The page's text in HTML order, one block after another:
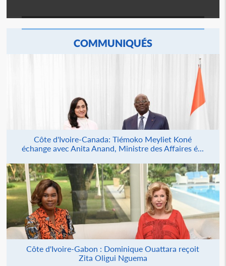
COMMUNIQUÉS
Côte d'Ivoire-Canada: Tiémoko Meyliet Koné
échange avec Anita Anand, Ministre des Affaires é...
Côte d'Ivoire-Gabon : Dominique Ouattara reçoit
Zita Oligui Nguema